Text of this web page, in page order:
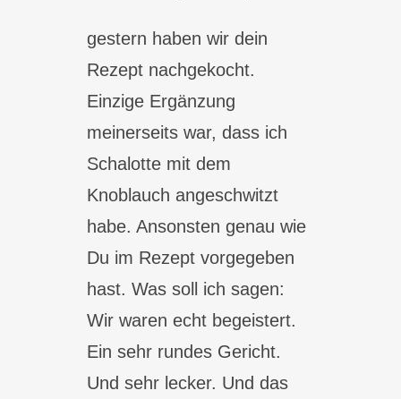
gestern haben wir dein
Rezept nachgekocht.
Einzige Ergänzung
meinerseits war, dass ich
Schalotte mit dem
Knoblauch angeschwitzt
habe. Ansonsten genau wie
Du im Rezept vorgegeben
hast. Was soll ich sagen:
Wir waren echt begeistert.
Ein sehr rundes Gericht.
Und sehr lecker. Und das